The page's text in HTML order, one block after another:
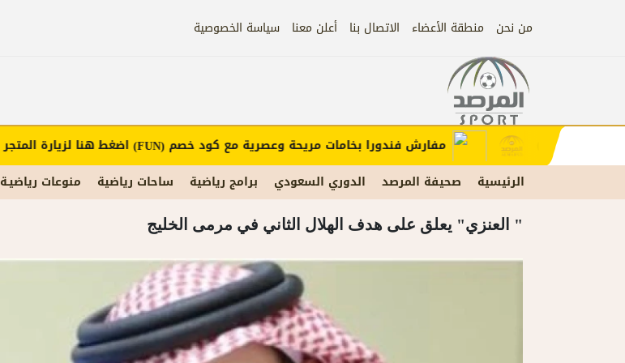
من نحن منطقة الأعضاء الاتصال بنا أعلن معنا سياسة الخصوصية
الرئيسية صحيفة المرصد الدوري السعودي برامج رياضية ساحات رياضية منوعات رياضيـة
مفارش فندورا بخامات مريحة وعصرية مع كود خصم(FUN)اضغط هنا لزيارة المتجر
" العنزي" يعلق على هدف الهلال الثاني في مرمى الخليج